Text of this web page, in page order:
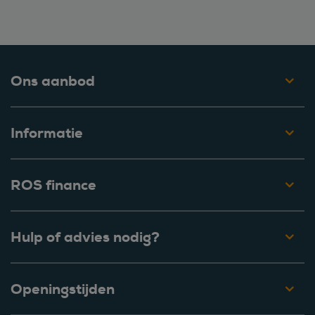
Ons aanbod
Informatie
ROS finance
Hulp of advies nodig?
Openingstijden